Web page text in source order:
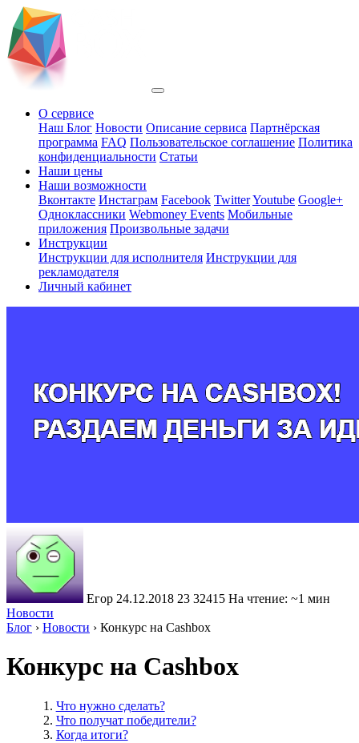
О сервисе
Наш Блог Новости Описание сервиса Партнёрская
программа FAQ Пользовательское соглашение Политика
конфиденциальности Статьи
Наши цены
Наши возможности
Вконтакте Инстаграм Facebook TwitterYoutube Google+
Одноклассники Webmoney Events Мобильные
приложения Произвольные задачи
Инструкции
Инструкции для исполнителя Инструкции для
рекламодателя
Личный кабинет
Егор 24.12.2018 23 32415 На чтение: ~1 мин
Новости
Блог › Новости › Конкурс на Cashbox
Конкурс на Cashbox
Что нужно сделать?
Что получат победители?
Когда итоги?